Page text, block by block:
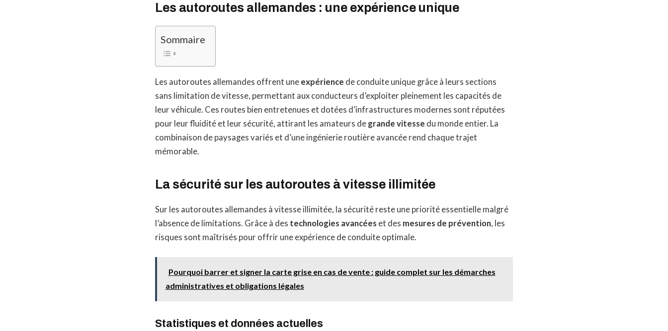
Les autoroutes allemandes : une expérience unique
Sommaire
Les autoroutes allemandes offrent une expérience de conduite unique grâce à leurs sections
sans limitation de vitesse, permettant aux conducteurs d’exploiter pleinement les capacités de
leur véhicule. Ces routes bien entretenues et dotées d’infrastructures modernes sont réputées
pour leur fluidité et leur sécurité, attirant les amateurs de grande vitesse du monde entier. La
combinaison de paysages variés et d’une ingénierie routière avancée rend chaque trajet
mémorable.
La sécurité sur les autoroutes à vitesse illimitée
Sur les autoroutes allemandes à vitesse illimitée, la sécurité reste une priorité essentielle malgré
l’absence de limitations. Grâce à des technologies avancées et des mesures de prévention, les
risques sont maîtrisés pour offrir une expérience de conduite optimale.
Pourquoi barrer et signer la carte grise en cas de vente : guide complet sur les démarches
administratives et obligations légales
Statistiques et données actuelles